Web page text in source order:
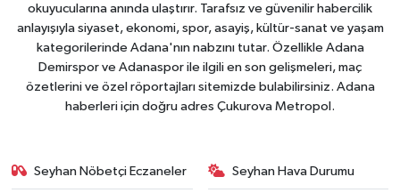
okuyucularına anında ulaştırır. Tarafsız ve güvenilir habercilik
anlayışıyla siyaset, ekonomi, spor, asayiş, kültür-sanat ve yaşam
kategorilerinde Adana'nın nabzını tutar. Özellikle Adana
Demirspor ve Adanaspor ile ilgili en son gelişmeleri, maç
özetlerini ve özel röportajları sitemizde bulabilirsiniz. Adana
haberleri için doğru adres Çukurova Metropol.
Seyhan Nöbetçi Eczaneler Seyhan Hava Durumu